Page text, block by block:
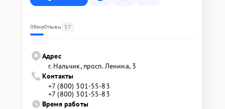
ОбзорОтзывы 57
Адрес
г. Нальчик, просп. Ленина, 3
Контакты
+7 (800) 301-55-83
+7 (800) 301-55-83
Время работы